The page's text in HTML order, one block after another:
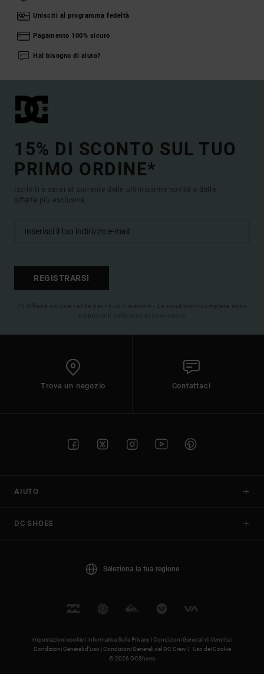
Unisciti al programma fedeltà
Pagamento 100% sicuro
Hai bisogno di aiuto?
15% DI SCONTO SUL TUO
PRIMO ORDINE*
Iscriviti e sarai al corrente delle ultimissime novità e delle
offerte più esclusive.
REGISTRARSI
(*) Offerta on-line valida per i nuovi membri - Le condizioni complete sono
disponibili nella mail di benvenuto
Trova un negozio Contattaci
AIUTO
DC SHOES
Seleziona la tua regione
Impostazioni cookie | Informativa Sulla Privacy |Condizioni Generali di Vendita |
Condizioni Generali d’uso |Condizioni Generali del DC Crew |
Uso dei Cookie
© 2026 DCShoes